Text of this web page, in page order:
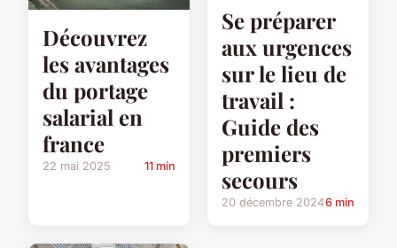
Découvrez
les avantages
du portage
salarial en
france
22 mai 2025 11 min
Se préparer
aux urgences
sur le lieu de
travail :
Guide des
premiers
secours
20 décembre 20246 min